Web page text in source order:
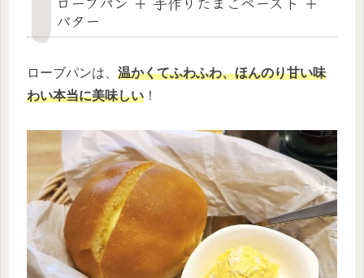
バター
ローブパンは、 温かくてふわふわ、ほんのり甘い味
わい本当に美味しい ！